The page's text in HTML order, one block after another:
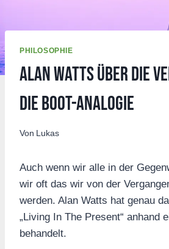
PHILOSOPHIE
Alan Watts über die
die Boot-Analogie
Von Lukas
Auch wenn wir alle in der
wir oft das wir von der
werden. Alan Watts hat genau
„Living In The Present“ anhand
behandelt.